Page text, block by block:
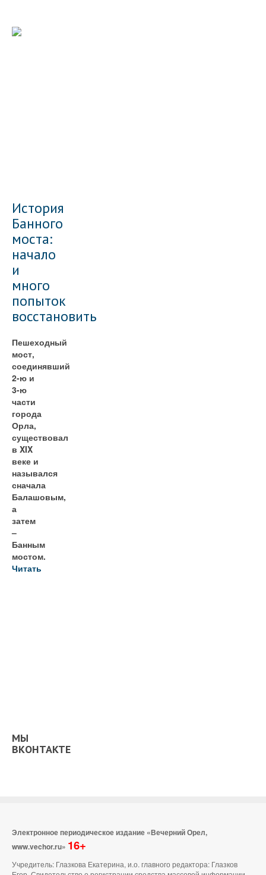
История
Банного
моста:
начало
и
много
попыток
восстановить
Пешеходный
мост,
соединявший
2-ю и
3-ю
части
города
Орла,
существовал
в XIX
веке и
назывался
сначала
Балашовым,
а
затем
–
Банным
мостом.
Читать
МЫ
ВКОНТАКТЕ
Электронное периодическое издание «Вечерний Орел,
www.vechor.ru» 16+
Учредитель: Глазкова Екатерина, и.о. главного редактора: Глазков